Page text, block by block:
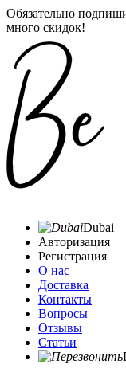
Обязательно
много скидок!
Dubai
Авторизация
Регистрация
О нас
Доставка
Контакты
Вопросы
Отзывы
Статьи